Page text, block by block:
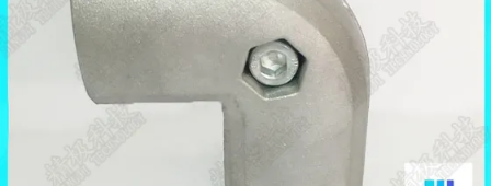
POLITIQUE
CONFIDENTIALITÉ